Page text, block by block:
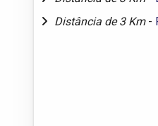
Distância de 3 Km -